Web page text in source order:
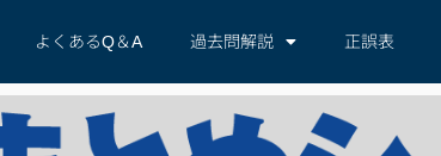
よくあるQ＆A 過去問解説 正誤表